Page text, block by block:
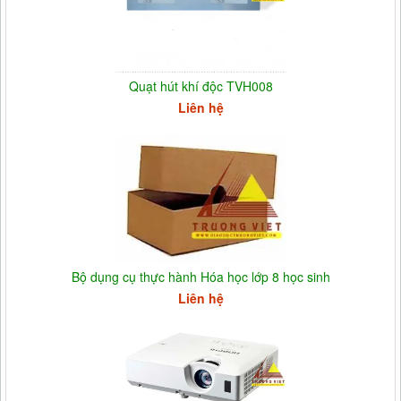
Quạt hút khí độc TVH008
Liên hệ
Bộ dụng cụ thực hành Hóa học lớp 8 học sinh
Liên hệ